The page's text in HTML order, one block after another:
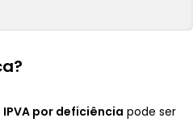
por deficiência pode ser